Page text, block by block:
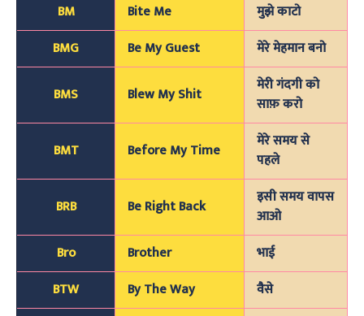
BM
Bite Me
मुझे काटो
BMG
Be My Guest मेरे मेहमान बनो
BMS Blew My Shit
मेरी गंदगी को
साफ़ करो
BMT Before My Time
मेरे समय से
पहले
BRB Be Right Back
इसी समय वापस
आओ
Bro
Brother
भाई
BTW
By The Way वैसे